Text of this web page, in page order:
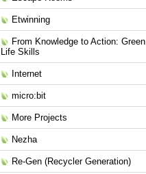
Etwinning
From Knowledge to Action: Green
Life Skills
Internet
micro:bit
More Projects
Nezha
Re-Gen (Recycler Generation)